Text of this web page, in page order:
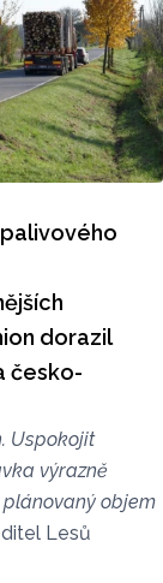
dorazil
česko-
Uspokojit
výrazně
objem
Lesů